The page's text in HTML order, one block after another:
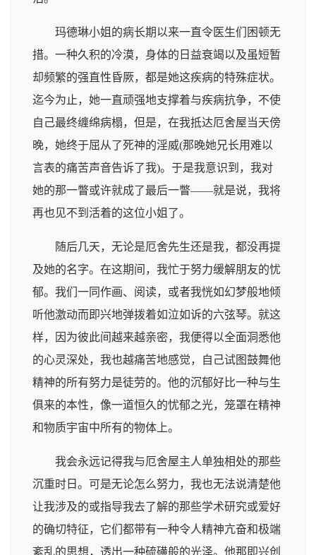
玛德琳小姐的病长期以来一直令医生们困顿无
措。一种久积的冷漠，身体的日益衰竭以及虽短暂
却频繁的强直性昏厥，都是她这疾病的特殊症状。
迄今为止，她一直顽强地支撑着与疾病抗争，不使
自己最终缠绵病榻，但是，在我抵达厄舍屋当天傍
晚，她终于屈从了死神的淫威(那晚她兄长用难以
言表的痛苦声音告诉了我)。于是我意识到，我对
她的那一瞥或许就成了最后一瞥——就是说，我将
再也见不到活着的这位小姐了。
随后几天，无论是厄舍先生还是我，都没再提
及她的名字。在这期间，我忙于努力缓解朋友的忧
郁。我们一同作画、阅读，或者我恍如幻梦般地倾
听他激动而即兴地弹拨着如泣如诉的六弦琴。就这
样，因为彼此间越来越亲密，我便得以全面洞悉他
的心灵深处，我也越痛苦地感觉，自己试图鼓舞他
精神的所有努力是徒劳的。他的沉郁好比一种与生
俱来的本性，像一道恒久的忧郁之光，笼罩在精神
和物质宇宙中所有的物体上。
我会永远记得我与厄舍屋主人单独相处的那些
沉重时日。可是无论怎么努力，我也无法说清楚他
让我涉及的或指导我去了解的那些学术研究或爱好
的确切特征，它们都带有一种令人精神亢奋和极端
紊乱的思想，透出一种硫磺般的光泽。他那即兴创